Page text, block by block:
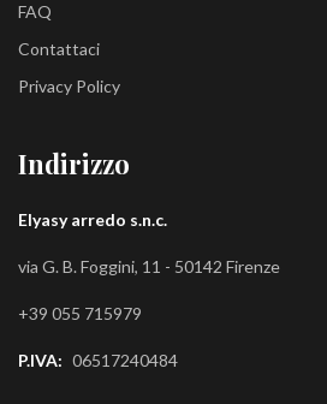
FAQ
Contattaci
Privacy Policy
Indirizzo
Elyasy arredo s.n.c.
via G. B. Foggini, 11 - 50142 Firenze
+39 055 715979
P.IVA: 06517240484